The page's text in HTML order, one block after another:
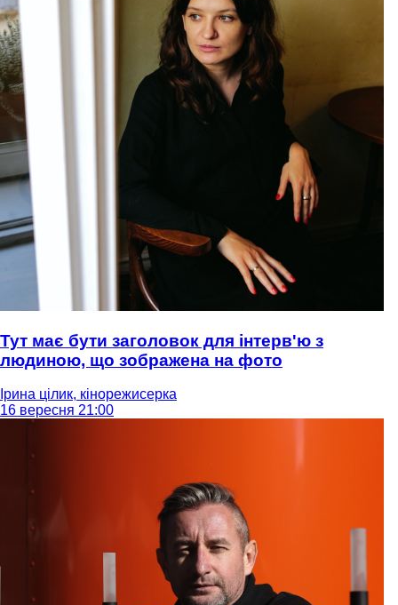
Тут має бути заголовок для інтерв'ю з
людиною, що зображена на фото
Ірина цілик, кінорежисерка
16 вересня 21:00